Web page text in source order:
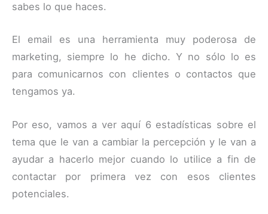
sabes lo que haces.
El email es una herramienta muy poderosa de
marketing, siempre lo he dicho. Y no sólo lo es
para comunicarnos con clientes o contactos que
tengamos ya.
Por eso, vamos a ver aquí 6 estadísticas sobre el
tema que le van a cambiar la percepción y le van a
ayudar a hacerlo mejor cuando lo utilice a fin de
contactar por primera vez con esos clientes
potenciales.